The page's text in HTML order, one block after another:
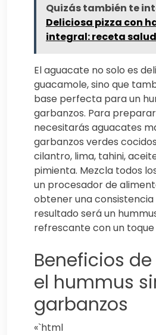
Quizás también te
Deliciosa pizza con
integral: receta
El aguacate no solo es
guacamole, sino que
base perfecta para un
garbanzos. Para
necesitarás aguacates
garbanzos verdes
cilantro, lima, tahini,
pimienta. Mezcla todos
un procesador de
obtener una consistencia
resultado será un
refrescante con un toque
Beneficios
el hummus
garbanzos
«`html